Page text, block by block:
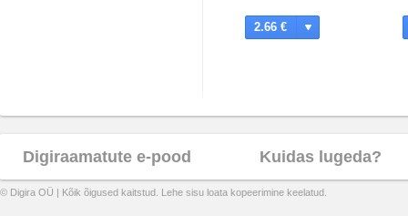
2.66 €
Digiraamatute e-pood Kuidas lugeda?
© Digira OÜ | Kõik õigused kaitstud. Lehe sisu loata kopeerimine keelatud.